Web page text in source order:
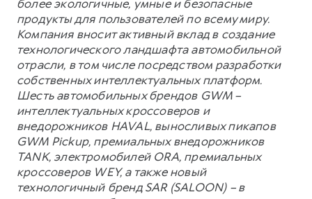
более экологичные, умные и безопасные
продукты для пользователей по всему миру.
Компания вносит активный вклад в создание
технологического ландшафта автомобильной
отрасли, в том числе посредством разработки
собственных интеллектуальных платформ.
Шесть автомобильных брендов GWM –
интеллектуальных кроссоверов и
внедорожников HAVAL, выносливых пикапов
GWM Pickup, премиальных внедорожников
TANK, электромобилей ORA, премиальных
кроссоверов WEY, а также новый
технологичный бренд SAR (SALOON) – в